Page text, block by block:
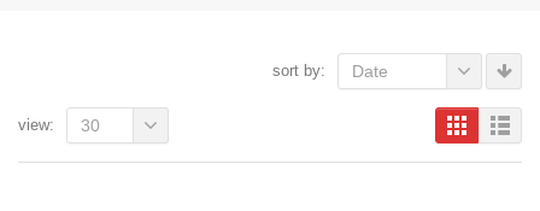
sort by: Date
view: 30